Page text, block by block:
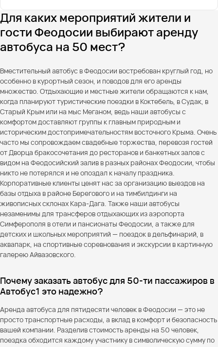
Для каких мероприятий жители и
гости Феодосии выбирают аренду
автобуса на 50 мест?
Вместительный автобус в Феодосии востребован круглый год, но
особенно в курортный сезон, и поводов для его аренды
множество. Отдыхающие и местные жители обращаются к нам,
когда планируют туристические поездки в Коктебель, в Судак, в
Старый Крым или на мыс Меганом, ведь наши автобусы с
комфортом доставляют группы к главным природным и
историческим достопримечательностям восточного Крыма. Очень
часто мы сопровождаем свадебные торжества, перевозя гостей
от Дворца бракосочетания до ресторанов и банкетных залов с
видом на Феодосийский залив в разных районах Феодосии, чтобы
никто не потерялся и не опоздал к началу праздника.
Корпоративные клиенты ценят нас за организацию выездов на
базы отдыха в районе Берегового и на тимбилдинги на
живописных склонах Кара-Дага. Также наши автобусы
незаменимы для трансферов отдыхающих из аэропорта
Симферополя в отели и пансионаты Феодосии, а также для
детских и школьных мероприятий — поездок в дельфинарий, в
аквапарк, на спортивные соревнования и экскурсии в картинную
галерею Айвазовского.
Почему заказать автобус для 50-ти пассажиров в
Автобус1 это надежно?
Аренда автобуса для пятидесяти человек в Феодосии — это не
просто транспортные расходы, а вклад в комфорт и безопасность
вашей компании. Разделив стоимость аренды на 50 человек,
поездка обходится каждому участнику в символическую сумму по